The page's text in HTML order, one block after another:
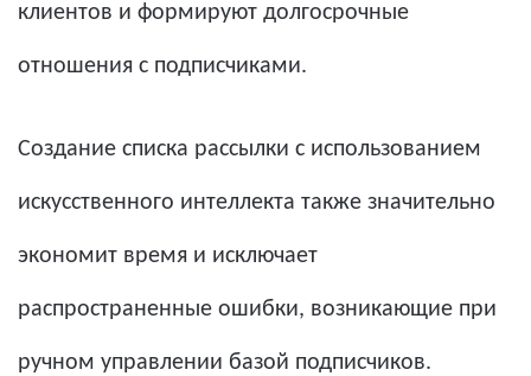
клиентов и формируют долгосрочные
отношения с подписчиками.
Создание списка рассылки с использованием
искусственного интеллекта также значительно
экономит время и исключает
распространенные ошибки, возникающие при
ручном управлении базой подписчиков.